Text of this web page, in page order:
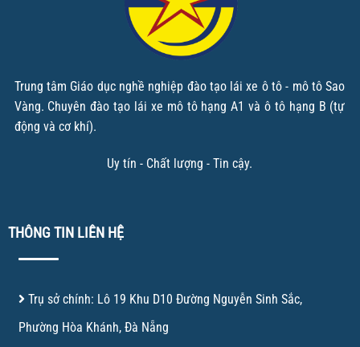
Trung tâm Giáo dục nghề nghiệp đào tạo lái xe ô tô - mô tô Sao
Vàng. Chuyên đào tạo lái xe mô tô hạng A1 và ô tô hạng B (tự
động và cơ khí).
Uy tín - Chất lượng - Tin cậy.
THÔNG TIN LIÊN HỆ
Trụ sở chính: Lô 19 Khu D10 Đường Nguyễn Sinh Sắc,
Phường Hòa Khánh, Đà Nẵng